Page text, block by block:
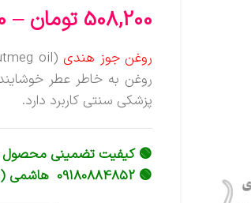
508,200 تومان –
روغن جوز هندی
روغن به خاطر عطر
پزشکی سنتی کاربرد دارد.
🟢 کیفیت تضمینی محصول –
🟢 09180884852 هاشمی (تماس/ پیام)